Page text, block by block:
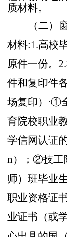
质材料。
（二）
材料:1.高校
原件一份。
件和复印件
场复印）:①
育院校职业
学信网认证
n）；②技工
师）班毕业
职业资格证
业证书（或